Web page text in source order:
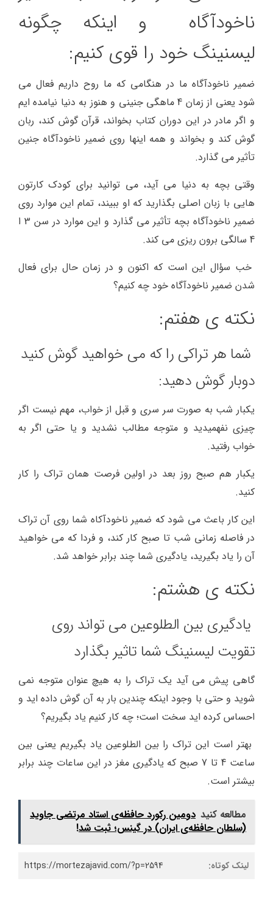
ناخودآگاه و اینکه چگونه
لیسنینگ خود را قوی کنیم:
ضمیر ناخودآگاه ما در هنگامی که ما روح داریم فعال می
شود یعنی از زمان 4 ماهگی جنینی و هنوز به دنیا نیامده ایم
و اگر مادر در این دوران کتاب بخواند، قرآن گوش کند، ربان
گوش کند و بخواند و همه اینها روی ضمیر ناخودآگاه جنین
تأثیر می گذارد.
وقتی بچه به دنیا می آید، می توانید برای کودک کارتون
هایی با زبان اصلی بگذارید که او ببیند، تمام این موارد روی
ضمیر ناخودآگاه بچه تأثیر می گذارد و این موارد در سن 3 ا
4 سالگی برون ریزی می کند.
خب سؤال این است که اکنون و در زمان حال برای فعال
شدن ضمیر ناخودآگاه خود چه کنیم؟
نکته ی هفتم:
شما هر تراکی را که می خواهید گوش کنید
دوبار گوش دهید:
یکبار شب به صورت سر سری و قبل از خواب، مهم نیست اگر
چیزی نفهمیدید و متوجه مطالب نشدید و یا حتی اگر به
خواب رفتید.
یکبار هم صبح روز بعد در اولین فرصت همان تراک را کار
کنید.
این کار باعث می شود که ضمیر ناخودآکاه شما روی آن تراک
در فاصله زمانی شب تا صبح کار کند، و فردا که می خواهید
آن را یاد بگیرید، یادگیری شما چند برابر خواهد شد.
نکته ی هشتم:
یادگیری بین الطلوعین می تواند روی
تقویت لیسنینگ شما تاثیر بگذارد
گاهی پیش می آید یک تراک را به هیچ عنوان متوجه نمی
شوید و حتی با وجود اینکه چندین بار به آن گوش داده اید و
احساس کرده اید سخت است؛ چه کار کنیم یاد بگیریم؟
بهتر است این تراک را بین الطلوعین یاد بگیریم یعنی بین
ساعت 4 تا 7 صبح که یادگیری مغز در این ساعات چند برابر
بیشتر است.
مطالعه کنید دومین رکورد حافظه‌ی استاد مرتضی جاوید
(سلطان حافظه‌ی ایران) در گینس؛ ثبت شد!
لینک کوتاه: https://mortezajavid.com/?p=2594